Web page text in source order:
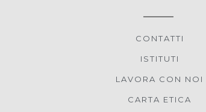
CONTATTI
ISTITUTI
LAVORA CON NOI
CARTA ETICA